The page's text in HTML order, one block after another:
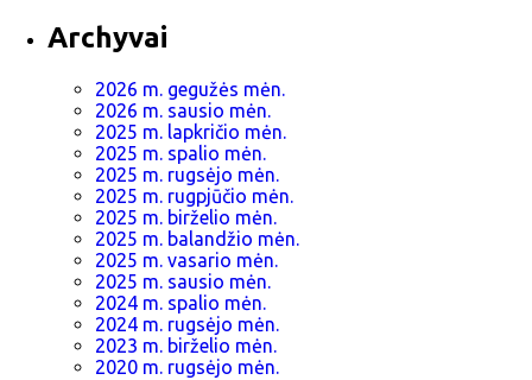
Archyvai
2026 m. gegužės mėn.
2026 m. sausio mėn.
2025 m. lapkričio mėn.
2025 m. spalio mėn.
2025 m. rugsėjo mėn.
2025 m. rugpjūčio mėn.
2025 m. birželio mėn.
2025 m. balandžio mėn.
2025 m. vasario mėn.
2025 m. sausio mėn.
2024 m. spalio mėn.
2024 m. rugsėjo mėn.
2023 m. birželio mėn.
2020 m. rugsėjo mėn.